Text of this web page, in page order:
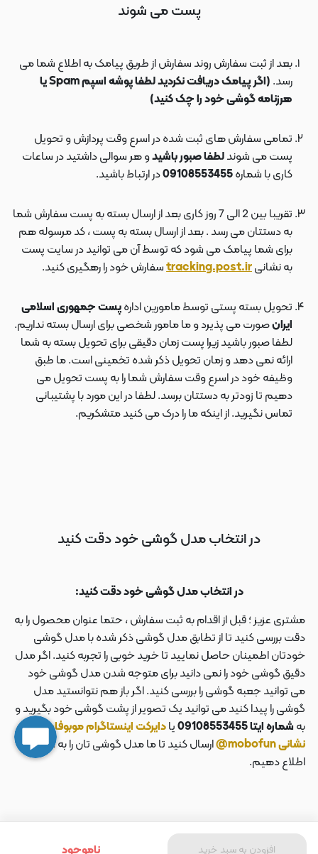
افزودن به سبد خرید ناموجود
پست می شوند
بعد از ثبت سفارش روند سفارش از طریق پیامک به اطلاع شما می
رسد.
(اگر پیامک دریافت نکردید لطفا پوشه اسپم Spam یا
هرزنامه گوشی خود را چک کنید)
تمامی سفارش های ثبت شده در اسرع وقت پردازش و تحویل
پست می شوندلطفا صبور باشیدو هر سوالی داشتید در ساعات
کاری با شماره
در ارتباط باشید.
تقریبا بین 2 الی 7 روز کاری بعد از ارسال بسته به پست سفارش شما
به دستتان می رسد . بعد از ارسال بسته به پست ، کد مرسوله هم
برای شما پیامک می شود که توسط آن می توانید در سایت پست
به نشانیtracking.post.irسفارش خود را رهگیری کنید.
تحویل بسته پستی توسط مامورین ادارهپست جمهوری اسلامی
ایرانصورت می پذیرد و ما مامور شخصی برای ارسال بسته نداریم.
لطفا صبور باشید زیرا پست زمان دقیقی برای تحویل بسته به شما
ارائه نمی دهد و زمان تحویل ذکر شده تخمینی است. ما طبق
وظیفه خود در اسرع وقت سفارش شما را به پست تحویل می
دهیم تا زودتر به دستتان برسد. لطفا در این مورد با پشتیبانی
تماس نگیرید. از اینکه ما را درک می کنید متشکریم.
در انتخاب مدل گوشی خود دقت کنید
در انتخاب مدل گوشی خود دقت کنید:
مشتری عزیز ؛ قبل از اقدام به ثبت سفارش ، حتما عنوان محصول را به
دقت بررسی کنید تا از تطابق مدل گوشی ذکر شده با مدل گوشی
خودتان اطمینان حاصل نمایید تا خرید خوبی را تجربه کنید. اگر مدل
دقیق گوشی خود را نمی دانید برای متوجه شدن مدل گوشی خود
می توانید جعبه گوشی را بررسی کنید. اگر باز هم نتوانستید مدل
گوشی را پیدا کنید می توانید یک تصویر از پشت گوشی خود بگیرید و
به شماره ایتا 09108553455 یادایرکت اینستاگرام موبوفان به
نشانی mobofun@
ارسال کنید تا ما مدل گوشی تان را به شما
اطلاع دهیم.